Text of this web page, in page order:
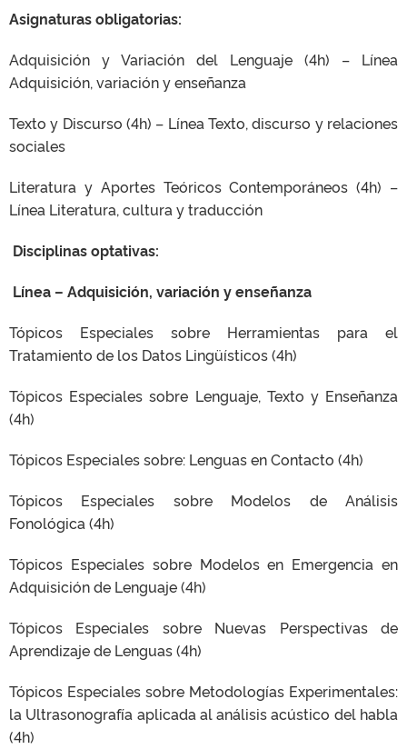
Asignaturas obligatorias:
Adquisición y Variación del Lenguaje (4h) – Línea
Adquisición, variación y enseñanza
Texto y Discurso (4h) – Línea Texto, discurso y relaciones
sociales
Literatura y Aportes Teóricos Contemporáneos (4h) –
Línea Literatura, cultura y traducción
Disciplinas optativas:
Línea – Adquisición, variación y enseñanza
Tópicos Especiales sobre Herramientas para el
Tratamiento de los Datos Lingüísticos (4h)
Tópicos Especiales sobre Lenguaje, Texto y Enseñanza
(4h)
Tópicos Especiales sobre: Lenguas en Contacto (4h)
Tópicos Especiales sobre Modelos de Análisis
Fonológica (4h)
Tópicos Especiales sobre Modelos en Emergencia en
Adquisición de Lenguaje (4h)
Tópicos Especiales sobre Nuevas Perspectivas de
Aprendizaje de Lenguas (4h)
Tópicos Especiales sobre Metodologías Experimentales:
la Ultrasonografía aplicada al análisis acústico del habla
(4h)